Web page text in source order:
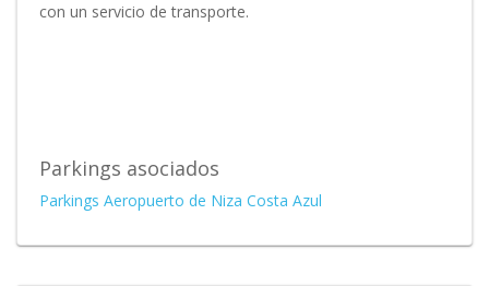
con un servicio de transporte.
Parkings asociados
Parkings Aeropuerto de Niza Costa Azul